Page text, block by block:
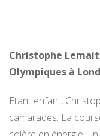
Christophe
Olympiques à
Etant enfant,
camarades. La